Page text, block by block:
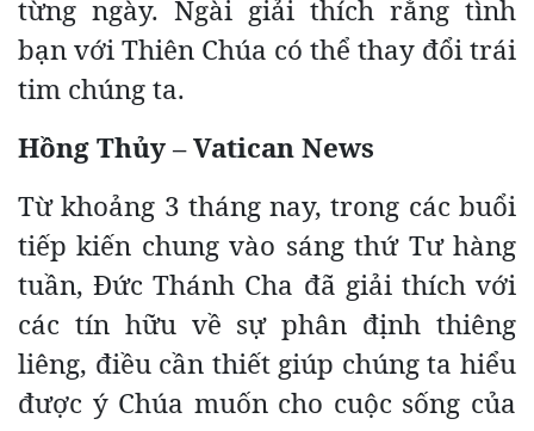
từng ngày. Ngài giải thích rằng tình
bạn với Thiên Chúa có thể thay đổi trái
tim chúng ta.
Hồng Thủy – Vatican News
Từ khoảng 3 tháng nay, trong các buổi
tiếp kiến chung vào sáng thứ Tư hàng
tuần, Đức Thánh Cha đã giải thích với
các tín hữu về sự phân định thiêng
liêng, điều cần thiết giúp chúng ta hiểu
được ý Chúa muốn cho cuộc sống của